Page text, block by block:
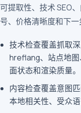
可提取性、技术 SEO
号、价格清晰度和下一
技术检查覆盖抓取
hreflang、站点地
面状态和渲染质量。
内容检查覆盖意图
本地相关性、受众